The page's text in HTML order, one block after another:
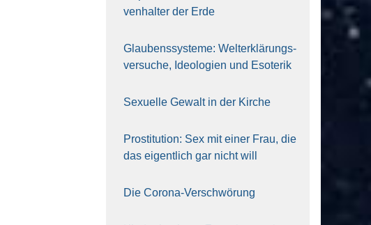
ven­hal­ter der Erde
Glau­bens­sys­te­me: Welt­erklä­rungs­
ver­su­che, Ideo­lo­gien und Eso­te­rik
Sexu­el­le Gewalt in der Kir­che
Pro­sti­tu­ti­on: Sex mit einer Frau, die
das eigent­lich gar nicht will
Die Coro­na-Ver­schwö­rung